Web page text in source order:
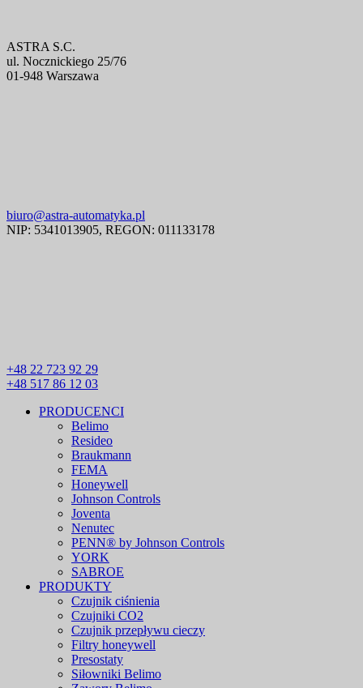
ASTRA S.C.
ul. Nocznickiego 25/76
01-948 Warszawa
biuro@astra-automatyka.pl
NIP: 5341013905, REGON: 011133178
+48 22 723 92 29
+48 517 86 12 03
PRODUCENCI
Belimo
Resideo
Braukmann
FEMA
Honeywell
Johnson Controls
Joventa
Nenutec
PENN® by Johnson Controls
YORK
SABROE
PRODUKTY
Czujnik ciśnienia
Czujniki CO2
Czujnik przepływu cieczy
Filtry honeywell
Presostaty
Siłowniki Belimo